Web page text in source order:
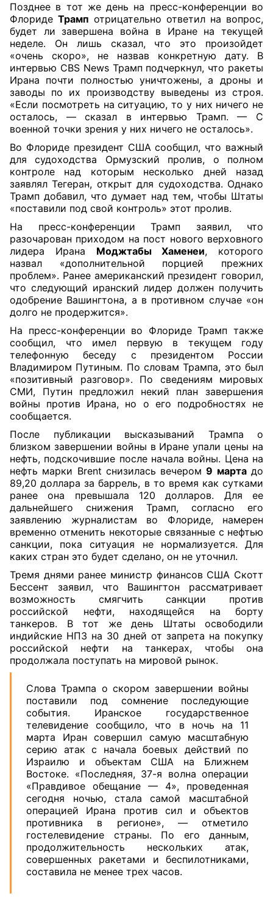
Позднее в тот же день на пресс-конференции во
Флориде Трамп отрицательно ответил на вопрос,
будет ли завершена война в Иране на текущей
неделе. Он лишь сказал, что это произойдет
«очень скоро», не назвав конкретную дату. В
интервью CBS News Трамп подчеркнул, что ракеты
Ирана почти полностью уничтожены, а дроны и
заводы по их производству выведены из строя.
«Если посмотреть на ситуацию, то у них ничего не
осталось, — сказал в интервью Трамп. — С
военной точки зрения у них ничего не осталось».
Во Флориде президент США сообщил, что важный
для судоходства Ормузский пролив, о полном
контроле над которым несколько дней назад
заявлял Тегеран, открыт для судоходства. Однако
Трамп добавил, что думает над тем, чтобы Штаты
«поставили под свой контроль» этот пролив.
На пресс-конференции Трамп заявил, что
разочарован приходом на пост нового верховного
лидера Ирана Моджтабы Хаменеи, которого
назвал «дополнительной порцией прежних
проблем». Ранее американский президент говорил,
что следующий иранский лидер должен получить
одобрение Вашингтона, а в противном случае «он
долго не продержится».
На пресс-конференции во Флориде Трамп также
сообщил, что имел первую в текущем году
телефонную беседу с президентом России
Владимиром Путиным. По словам Трампа, это был
«позитивный разговор». По сведениям мировых
СМИ, Путин предложил некий план завершения
войны против Ирана, но о его подробностях не
сообщается.
После публикации высказываний Трампа о
близком завершении войны в Иране упали цены на
нефть, подскочившие после начала войны. Цена на
нефть марки Brent снизилась вечером9 мартадо
89,20 доллара за баррель, в то время как сутками
ранее она превышала 120 долларов. Для ее
дальнейшего снижения Трамп, согласно его
заявлению журналистам во Флориде, намерен
временно отменить некоторые связанные с нефтью
санкции, пока ситуация не нормализуется. Для
каких стран это будет сделано, он не уточнил.
Тремя днями ранее министр финансов США Скотт
Бессент заявил, что Вашингтон рассматривает
возможность смягчить санкции против
российской нефти, находящейся на борту
танкеров. В тот же день Штаты освободили
индийские НПЗ на 30 дней от запрета на покупку
российской нефти на танкерах, чтобы она
продолжала поступать на мировой рынок.
Слова Трампа о скором завершении войны
поставили под сомнение последующие
события. Иранское государственное
телевидение сообщило, что в ночь на 11
марта Иран совершил самую масштабную
серию атак с начала боевых действий по
Израилю и объектам США на Ближнем
Востоке. «Последняя, 37-я волна операции
«Правдивое обещание — 4», проведенная
сегодня ночью, стала самой масштабной
операцией Ирана против сил и объектов
противника в регионе», — отметило
гостелевидение страны. По его данным,
продолжительность нескольких атак,
совершенных ракетами и беспилотниками,
составила не менее трех часов.